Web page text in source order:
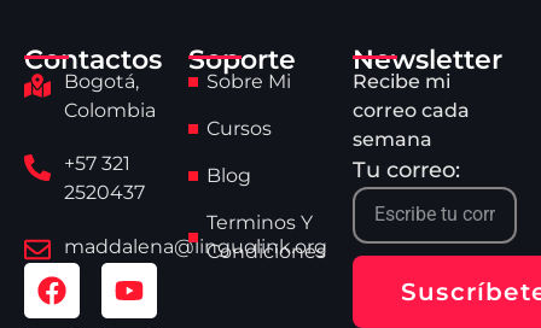
Contactos
Bogotá,
Colombia
+57 321
2520437
maddalena@linguolink.org
Soporte
Sobre Mi
Cursos
Blog
Terminos Y
Condiciones
Newsletter
Recibe mi
correo cada
semana
Tu correo: